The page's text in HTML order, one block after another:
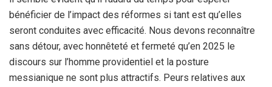
bénéficier de l’impact des réformes si tant est qu’elles
seront conduites avec efficacité. Nous devons reconnaître
sans détour, avec honnêteté et fermeté qu’en 2025 le
discours sur l’homme providentiel et la posture
messianique ne sont plus attractifs. Peurs relatives aux